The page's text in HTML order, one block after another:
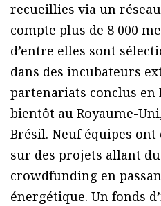
recueillies via un
compte plus de 8 000
d’entre elles sont
dans des incubateurs
partenariats conclus en
bientôt au Royaume-
Brésil. Neuf équipes
sur des projets allant
crowdfunding en
énergétique. Un fonds